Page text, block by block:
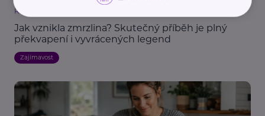
Redakce eMaminy.cz
Jak vznikla zmrzlina? Skutečný příběh je plný
překvapení i vyvrácených legend
Zajímavost